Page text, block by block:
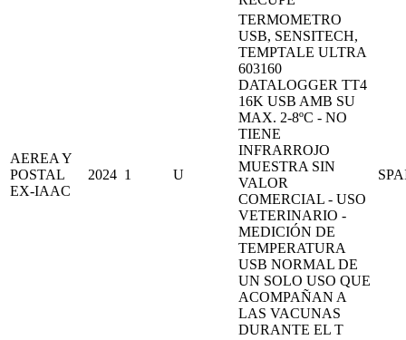
AEREA Y
POSTAL
EX-IAAC
2024 1 U
TERMOMETRO
USB, SENSITECH,
TEMPTALE ULTRA
603160
DATALOGGER TT4
16K USB AMB SU
MAX. 2-8ºC - NO
TIENE
INFRARROJO
MUESTRA SIN
VALOR
COMERCIAL - USO
VETERINARIO -
MEDICIÓN DE
TEMPERATURA
USB NORMAL DE
UN SOLO USO QUE
ACOMPAÑAN A
LAS VACUNAS
DURANTE EL T